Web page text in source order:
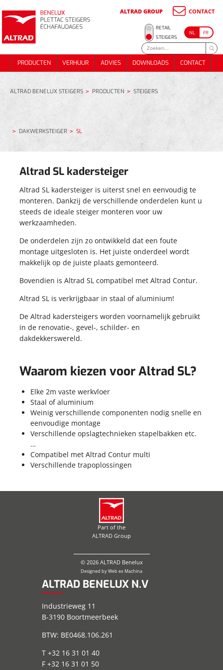
ALTRAD GROUP CONTACT
RETAIL
STEIGERS
NL FR
PRODUCTEN
METSSTEIGER
TRAPPEN EN PUBLIEKE TOEGANG
EVENTS
ALUMINIUM DAKWERKSTELLING 74 m²
STEIGERPLANKEN
WERKBRUGGEN
VERHUUR ADVIES DOWNLOADS CONTACT
METSSTEIGER
ONDERSTEUNINGS- STEIGER
KOPPELINGEN
WERKBRUGGEN
ROLSTEIGERS
DOWNLOADS
ALTRAD BENELUX STEIGERS PRODUCTEN STEIGERS
DAKWERKSTEIGER SL
Altrad SL kadersteiger
Altrad SL kadersteiger is uiterst snel en eenvoudig te
monteren. Dankzij de verschillende onderdelen kunt u
steeds de ideale steiger monteren voor uw
werkzaamheden.
De onderdelen zijn zo ontwikkeld dat een foute
montage uitgesloten is. Het juiste onderdeel wordt
makkelijk op de juiste plaats gemonteerd.
Bovendien is Altrad SL compatibel met Altrad Contur.
Altrad SL is verkrijgbaar in staal of aluminium!
De Altrad kadersteigers worden voornamelijk gebruikt
in de renovatie-, gevel-, schilder- en
dakdekkerswereld.
Waarom kiezen voor Altrad SL?
Elke 2m vaste werkvloer
Staal of aluminium
Weinig verschillende componenten nodig snelle en
eenvoudige montage
Verschillende opslagtechnieken stapelbakken etc.
…
Compatibel met Altrad Contur multi
Verschillende trapoplossingen
Part of the
ALTRAD Group
© 2026 ALTRAD Benelux
Designed byWeb ex Machina
ALTRAD BENELUX N.V
Industrieweg 11
B-3190 Boortmeerbeek
BTW: BE0468.106.261
T +32 16 31 01 40
F +32 16 31 01 50